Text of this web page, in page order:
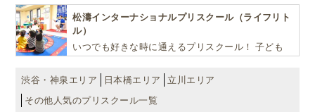
松濤インターナショナルプリスクール（ライフリト
ル）
いつでも好きな時に通えるプリスクール！ 子ども
自ら進んで学ぶこと、考える力を育みます
渋谷・神泉エリア 日本橋エリア
立川エリア
その他人気のプリスクール一覧